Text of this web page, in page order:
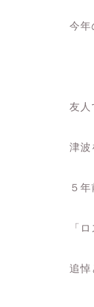
今年
友人
津波
５
「
追悼